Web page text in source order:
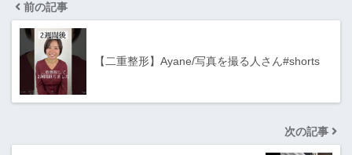
前の記事
【二重整形】Ayane/写真を撮る人さん#shorts
次の記事